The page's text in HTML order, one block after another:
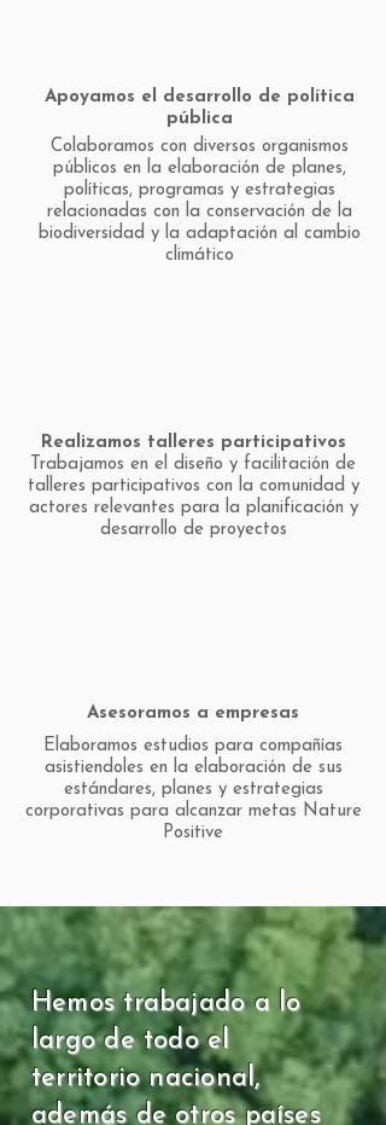
Apoyamos el desarrollo de política
pública
Colaboramos con diversos organismos
públicos en la elaboración de planes,
políticas, programas y estrategias
relacionadas con la conservación de la
biodiversidad y la adaptación al cambio
climático
Realizamos talleres participativos
Trabajamos en el diseño y facilitación de
talleres participativos con la comunidad y
actores relevantes para la planificación y
desarrollo de proyectos
Asesoramos a empresas
Elaboramos estudios para compañías
asistiendoles en la elaboración de sus
estándares, planes y estrategias
corporativas para alcanzar metas Nature
Positive
Hemos trabajado a lo
largo de todo el
territorio nacional,
además de otros países